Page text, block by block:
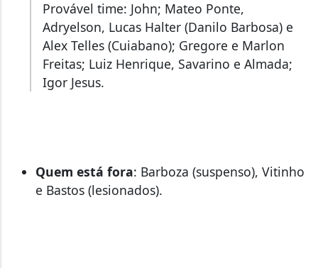
Provável time: John; Mateo Ponte,
Adryelson, Lucas Halter (Danilo Barbosa) e
Alex Telles (Cuiabano); Gregore e Marlon
Freitas; Luiz Henrique, Savarino e Almada;
Igor Jesus.
Quem está fora: Barboza (suspenso), Vitinho
e Bastos (lesionados).